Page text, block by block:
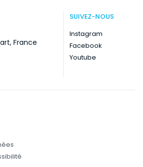
France
SUIVEZ-NOUS
Instagram
Facebook
Youtube